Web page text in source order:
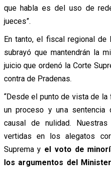
que habla es del uso de
jueces”.
En tanto, el fiscal regional de
subrayó que mantendrán la
juicio que ordenó la Corte
contra de Pradenas.
“Desde el punto de vista de
un proceso y una sentencia
causal de nulidad.
vertidas en los alegatos
Suprema y el voto de
los argumentos del